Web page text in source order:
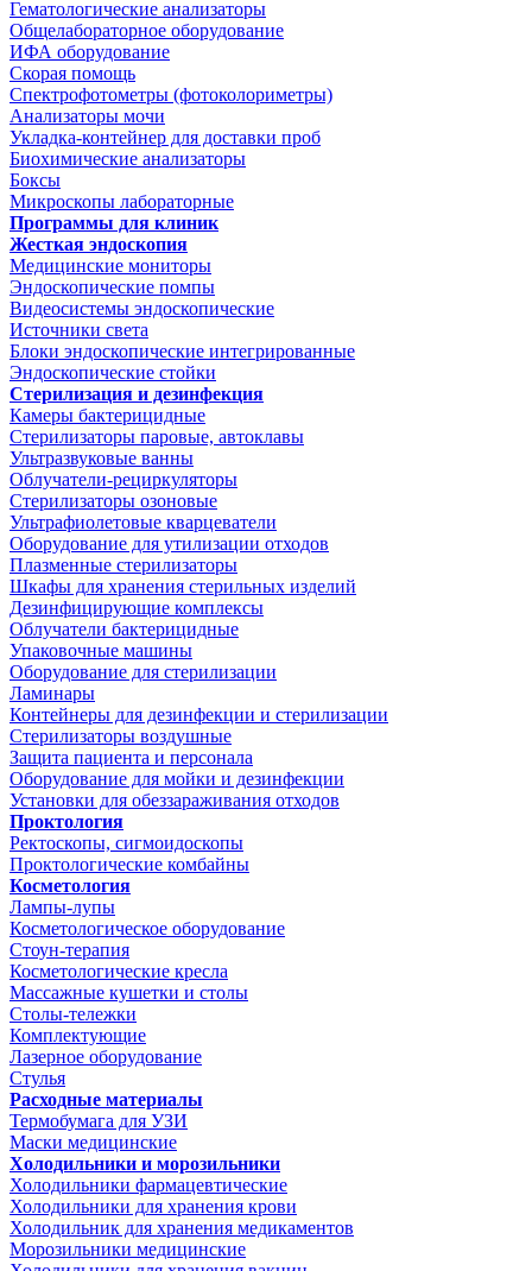
Гематологические анализаторы
Общелабораторное оборудование
ИФА оборудование
Скорая помощь
Спектрофотометры (фотоколориметры)
Анализаторы мочи
Укладка-контейнер для доставки проб
Биохимические анализаторы
Боксы
Микроскопы лабораторные
Программы для клиник
Жесткая эндоскопия
Медицинские мониторы
Эндоскопические помпы
Видеосистемы эндоскопические
Источники света
Блоки эндоскопические интегрированные
Эндоскопические стойки
Стерилизация и дезинфекция
Камеры бактерицидные
Стерилизаторы паровые, автоклавы
Ультразвуковые ванны
Облучатели-рециркуляторы
Стерилизаторы озоновые
Ультрафиолетовые кварцеватели
Оборудование для утилизации отходов
Плазменные стерилизаторы
Шкафы для хранения стерильных изделий
Дезинфицирующие комплексы
Облучатели бактерицидные
Упаковочные машины
Оборудование для стерилизации
Ламинары
Контейнеры для дезинфекции и стерилизации
Стерилизаторы воздушные
Защита пациента и персонала
Оборудование для мойки и дезинфекции
Установки для обеззараживания отходов
Проктология
Ректоскопы, сигмоидоскопы
Проктологические комбайны
Косметология
Лампы-лупы
Косметологическое оборудование
Стоун-терапия
Косметологические кресла
Массажные кушетки и столы
Столы-тележки
Комплектующие
Лазерное оборудование
Стулья
Расходные материалы
Термобумага для УЗИ
Маски медицинские
Холодильники и морозильники
Холодильники фармацевтические
Холодильники для хранения крови
Холодильник для хранения медикаментов
Морозильники медицинские